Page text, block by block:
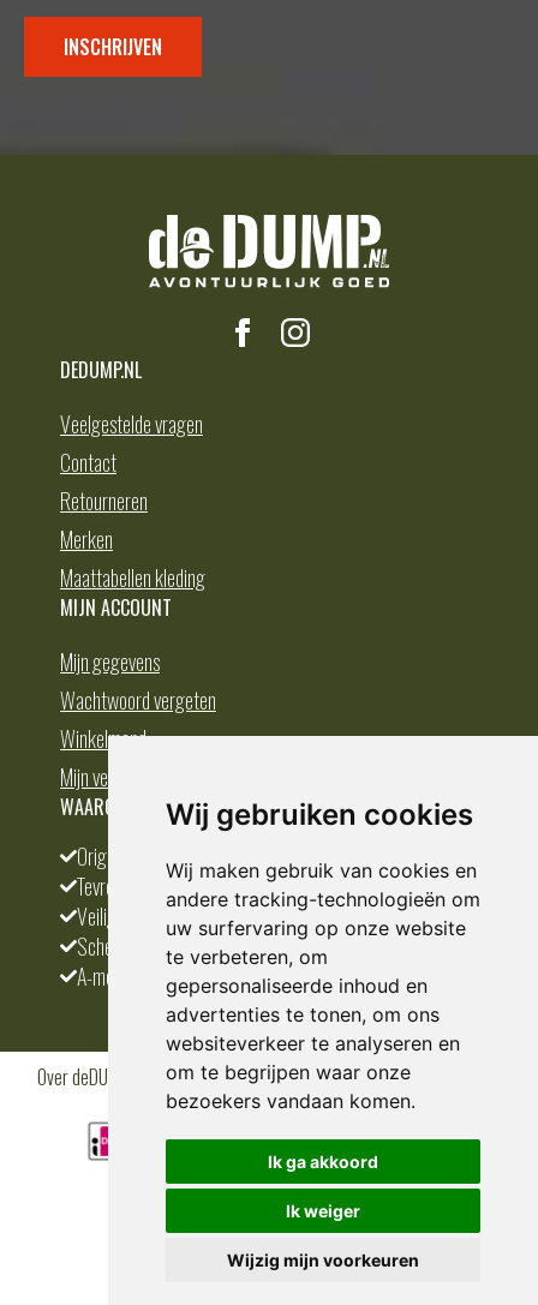
Wij gebruiken cookies
Wij maken gebruik van cookies en
andere tracking-technologieën om
uw surfervaring op onze website
te verbeteren, om
gepersonaliseerde inhoud en
advertenties te tonen, om ons
websiteverkeer te analyseren en
om te begrijpen waar onze
bezoekers vandaan komen.
Ik ga akkoord
Ik weiger
Wijzig mijn voorkeuren
INSCHRIJVEN
DEDUMP.NL
Veelgestelde vragen
Contact
Retourneren
Merken
Maattabellen kleding
MIJN ACCOUNT
Mijn gegevens
Wachtwoord vergeten
Winkelmand
Mijn verlanglijst
WAAROM BESTELLEN BIJ DEDUMP.NL
Origineel en divers
Tevreden klanten
Veilig betalen
Scherpste prijs
A-merken
Over deDUMP.nl Algemene voorwaardenPrivacy PolicyKlantenservice
CookiesBlogs